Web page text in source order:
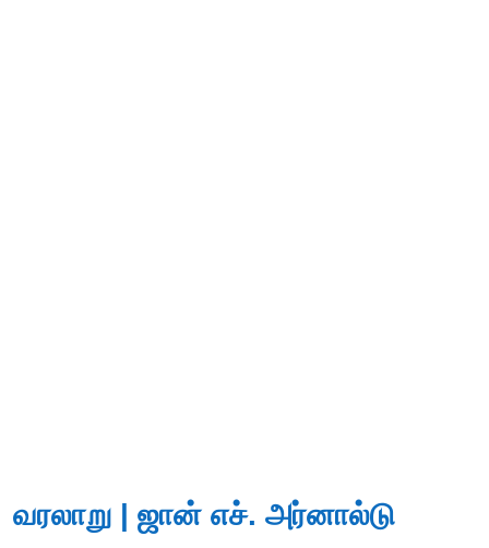
வரலாறு | ஜான் எச். அர்னால்டு